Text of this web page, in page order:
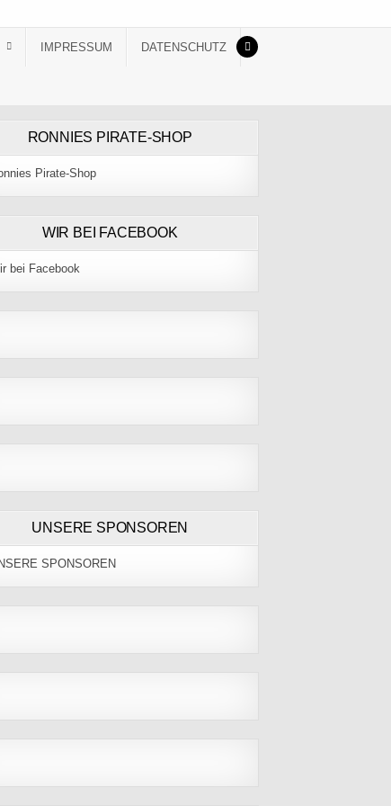
IMPRESSUM DATENSCHUTZ
RONNIES PIRATE-SHOP
WIR BEI FACEBOOK
UNSERE SPONSOREN